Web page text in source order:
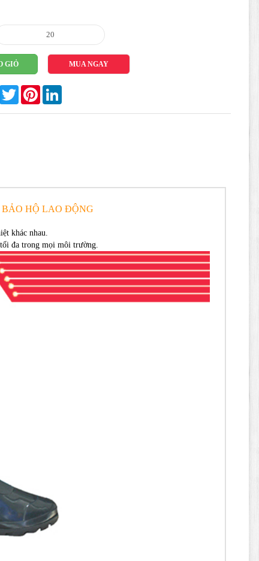
GIỎ MUA NGAY
FacebookTwitterPinterest
BẢO HỘ LAO ĐỘNG
khác nhau.
đa trong mọi môi trường.